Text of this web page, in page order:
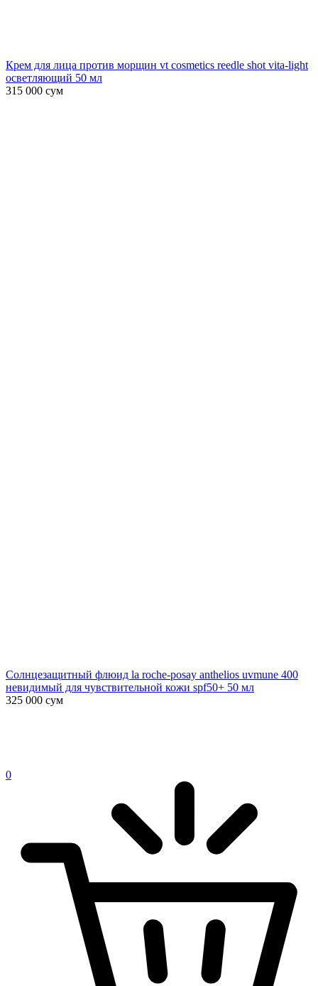
Крем для лица против морщин vt cosmetics reedle shot vita-light
осветляющий 50 мл
315 000 сум
Солнцезащитный флюид la roche-posay anthelios uvmune 400
невидимый для чувствительной кожи spf50+ 50 мл
325 000 сум
0